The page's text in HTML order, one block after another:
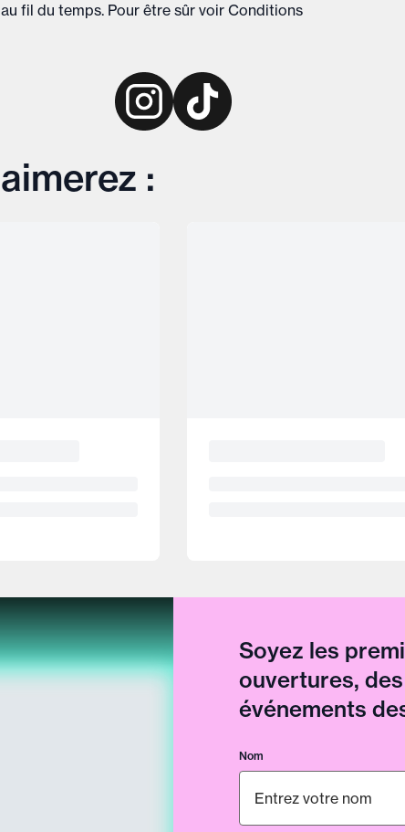
fil du temps. Pour être sûr voir Conditions
:
Soyez les
ouvertures,
événements
Nom